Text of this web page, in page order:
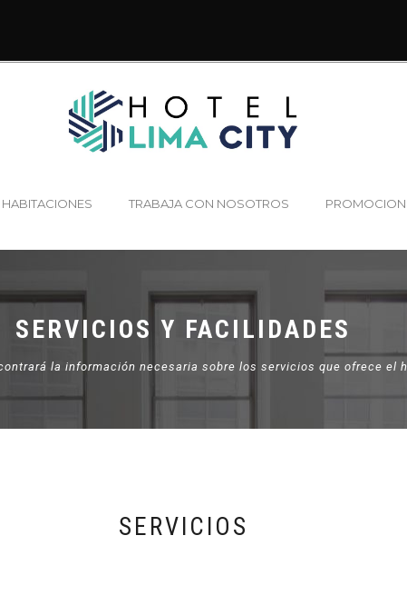
HABITACIONES TRABAJA CON NOSOTROS
SERVICIOS Y FACILIDADES
la información necesaria sobre los servicios que ofrece el
SERVICIOS